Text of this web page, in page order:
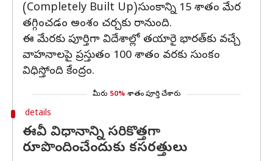
(Completely Built Up)సుంకాన్ని 15 శాతం మేర
తగ్గించడం అంశం చర్చకు రానుంది.
ఈ మేరకు పూర్తిగా విదేశాల్లో తయారై భారత్‌కు వచ్చే
వాహనాలపై ప్రస్తుతం 100 శాతం వరకు సుంకం
విధిస్తోంది కేంద్రం.
మీరు 50% శాతం పూర్తి చేశారు
details
ఈవీ విధానాన్ని సరికొత్తగా
రూపొందించేందుకు కసరత్తులు